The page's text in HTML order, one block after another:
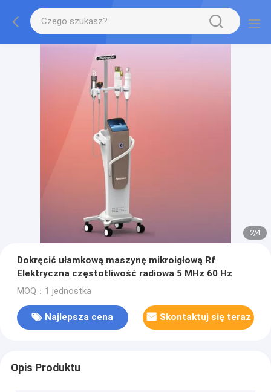
2/4
Dokręcić ułamkową maszynę mikroigłową Rf
Elektryczna częstotliwość radiowa 5 MHz 60 Hz
MOQ：1 jednostka
Najlepsza cena Skontaktuj się teraz
Opis Produktu